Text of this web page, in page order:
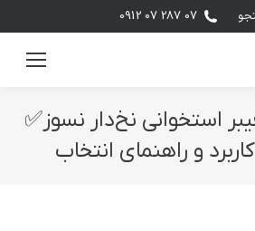
07 287 07 0912
استخوانی نخ‌دار نسوز✅
و راهنمای انتخاب